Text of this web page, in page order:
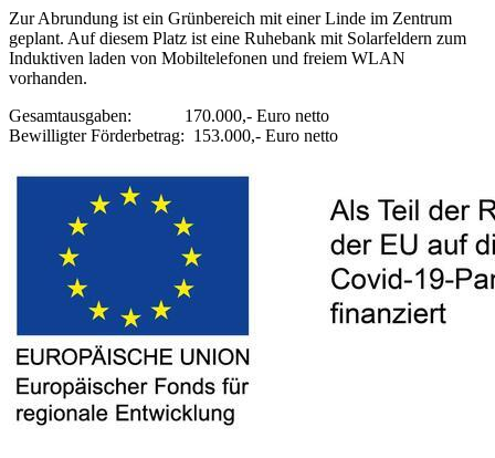
Zur Abrundung ist ein Grünbereich mit einer Linde im Zentrum
geplant. Auf diesem Platz ist eine Ruhebank mit Solarfeldern zum
Induktiven laden von Mobiltelefonen und freiem WLAN
vorhanden.
Gesamtausgaben: 170.000,- Euro netto
Bewilligter Förderbetrag: 153.000,- Euro netto